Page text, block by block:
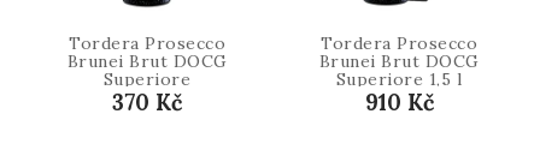
Tordera Prosecco
Brunei Brut DOCG
Superiore
370 Kč
Tordera Prosecco
Brunei Brut DOCG
Superiore 1,5 l
910 Kč